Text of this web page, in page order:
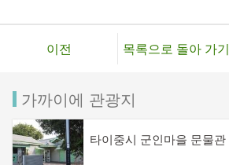
이전 목록으로 돌아 가기
가까이에 관광지
타이중시 군인마을 문물관